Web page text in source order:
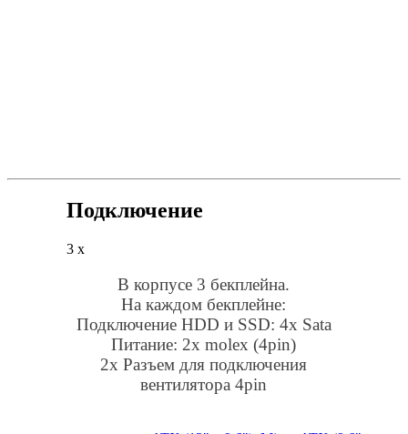
Подключение
3 x
В корпусе 3 бекплейна.
На каждом бекплейне:
Подключение HDD и SSD: 4x Sata
Питание: 2x molex (4pin)
2x Разъем для подключения
вентилятора 4pin